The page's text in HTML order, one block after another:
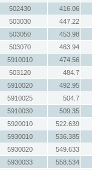
502430
416.06
503030
447.22
503050
453.98
503070
463.94
5910010
474.56
503120
484.7
5910020
492.95
5910025
504.7
5910030
509.35
5920010
522.639
5930010
536.385
5930020
549.633
5930033
558.534